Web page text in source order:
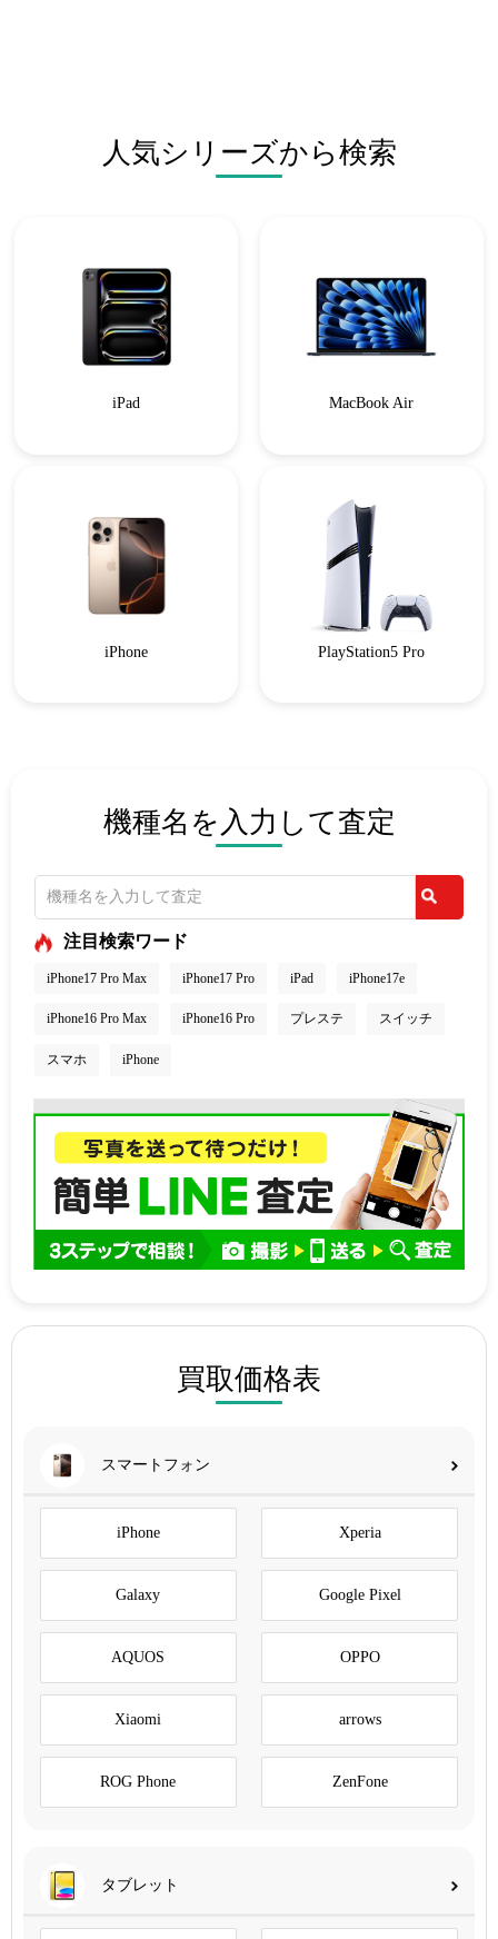
人気シリーズから検索
iPad MacBook Air
iPhone PlayStation5 Pro
機種名を入力して査定
注目検索ワード
iPhone17 Pro Max iPhone17 Pro iPad iPhone17e
iPhone16 Pro Max iPhone16 Pro プレステ スイッチ
スマホ iPhone
買取価格表
スマートフォン
iPhone Xperia
Galaxy Google Pixel
AQUOS OPPO
Xiaomi arrows
ROG Phone ZenFone
タブレット